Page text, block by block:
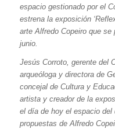
espacio gestionado por el
estrena la exposición
arte Alfredo Copeiro que
junio.
Jesús Corroto, gerente del
arqueóloga y directora de
concejal de Cultura y
artista y creador de la
el día de hoy el espacio del
propuestas de Alfredo